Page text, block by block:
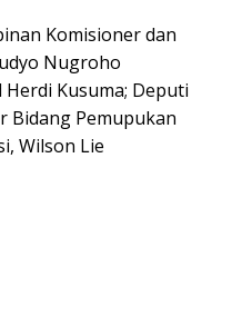
Komisioner dan
Nugroho
Kusuma; Deputi
Bidang Pemupukan
Wilson Lie